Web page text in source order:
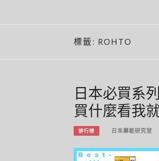
標籤: ROHTO
日本必買系
買什麼看我
排行榜 日本藥粧研究室